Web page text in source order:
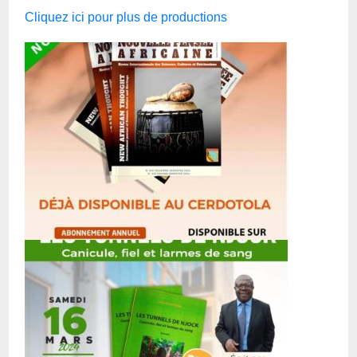
Cliquez ici pour plus de productions